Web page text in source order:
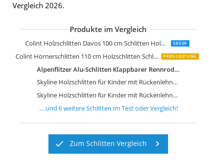
Vergleich 2026.
Produkte im Vergleich
Colint Holzschlitten Davos 100 cm Schlitten Holz Rodel DCL 60100 SIEGER
Colint Hörnerschlitten 110 cm Holzschlitten Schlitten Holz Rodel PREIS-LEISTUNG
Alpenflitzer Alu-Schlitten Klappbarer Rennrodel Klappbar aus Aluminium
Skyline Holzschlitten für Kinder mit Rückenlehne Rodelschlitten Davoser Schlitten
Skyline Holzschlitten für Kinder mit Rückenlehne Rodelschlitten Davoser Schlitten
Colint R.P.L Hörnerrodel 110 cm
Kathrein Rodel Touren Rodel
… und 6weitereSchlitten im Test oder Vergleich!
Zum Schlitten Vergleich